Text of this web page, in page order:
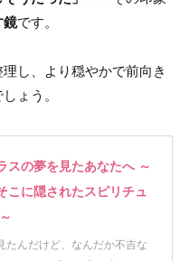
鏡です。
し、より穏やかで前向き
ょう。
スの夢を見たあなたへ ～
こに隠されたスピリチュ
たんだけど、なんだか不吉な